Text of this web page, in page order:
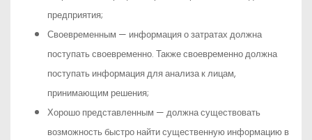
предприятия;
Своевременным — информация о затратах должна
поступать своевременно. Также своевременно должна
поступать информация для анализа к лицам,
принимающим решения;
Хорошо представленным — должна существовать
возможность быстро найти существенную информацию в